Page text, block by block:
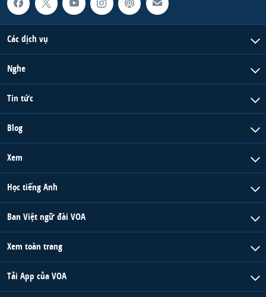
Các dịch vụ
Nghe
Tin tức
Blog
Xem
Học tiếng Anh
Ban Việt ngữ đài VOA
Xem toàn trang
Tải App của VOA